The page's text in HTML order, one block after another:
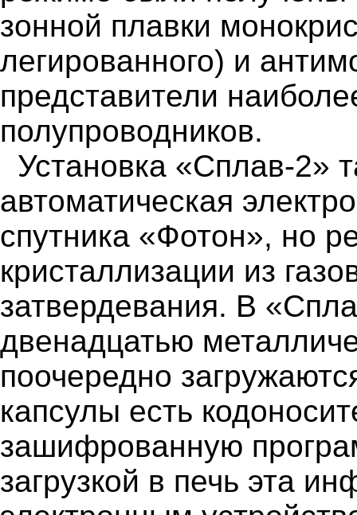
зонной плавки
легированного) и
представители
полупроводников.
Установка «Сплав-2»
автоматическая
спутника «Фотон», но
кристаллизации из
затвердевания. В
двенадцатью
поочередно
капсулы есть
зашифрованную
загрузкой в печь эта